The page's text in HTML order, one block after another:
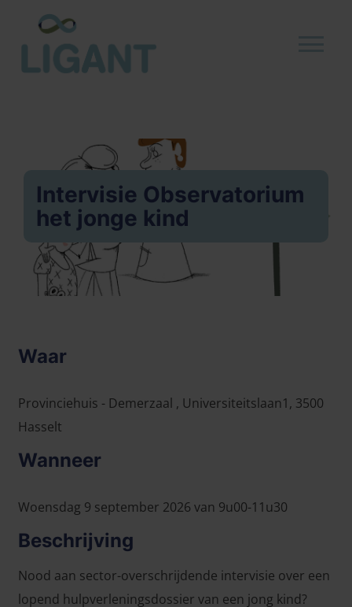
Intervisie Observatorium
het jonge kind
Waar
Provinciehuis - Demerzaal , Universiteitslaan1, 3500
Hasselt
Wanneer
Woensdag 9 september 2026 van 9u00-11u30
Beschrijving
Nood aan sector-overschrijdende intervisie over een
lopend hulpverleningsdossier van een jong kind?